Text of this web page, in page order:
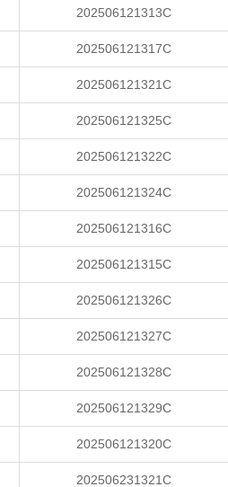
202506121313C
202506121317C
202506121321C
202506121325C
202506121322C
202506121324C
202506121316C
202506121315C
202506121326C
202506121327C
202506121328C
202506121329C
202506121320C
202506231321C